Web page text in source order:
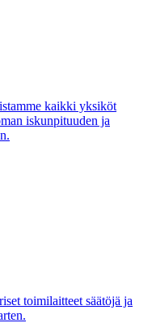
kaikki yksiköt
iskunpituuden ja
toimilaitteet säätöjä ja